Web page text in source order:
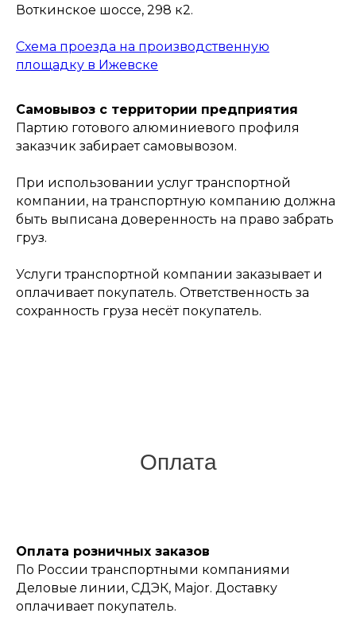
Воткинское шоссе, 298 к2.
Схема проезда на производственную
площадку в Ижевске
Самовывоз с территории предприятия
Партию готового алюминиевого профиля
заказчик забирает самовывозом.
При использовании услуг транспортной
компании, на транспортную компанию должна
быть выписана доверенность на право забрать
груз.
Услуги транспортной компании заказывает и
оплачивает покупатель. Ответственность за
сохранность груза несёт покупатель.
Оплата
Оплата розничных заказов
По России транспортными компаниями
Деловые линии, СДЭК, Major. Доставку
оплачивает покупатель.